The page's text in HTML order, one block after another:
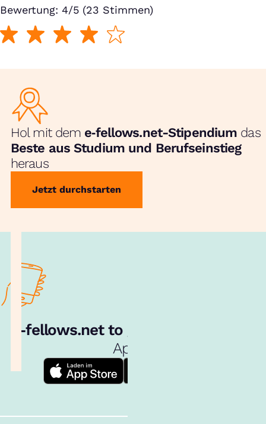
Bewertung: 4/5 (23 Stimmen)
Hol mit dem e‑fellows.net-Stipendium das
Beste aus Studium und Berufseinstieg
heraus
Jetzt durchstarten
e‑fellows.net to go:
App!